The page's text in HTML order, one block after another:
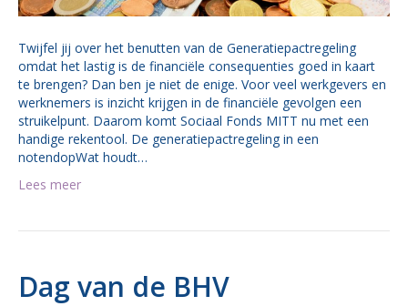
Twijfel jij over het benutten van de Generatiepactregeling
omdat het lastig is de financiële consequenties goed in kaart
te brengen? Dan ben je niet de enige. Voor veel werkgevers en
werknemers is inzicht krijgen in de financiële gevolgen een
struikelpunt. Daarom komt Sociaal Fonds MITT nu met een
handige rekentool. De generatiepactregeling in een
notendopWat houdt…
Lees meer
Dag van de BHV